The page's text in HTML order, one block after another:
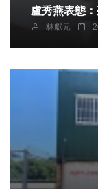
盧秀燕表態
林獻元